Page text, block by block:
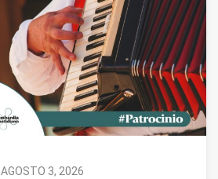
AGOSTO 3, 2026